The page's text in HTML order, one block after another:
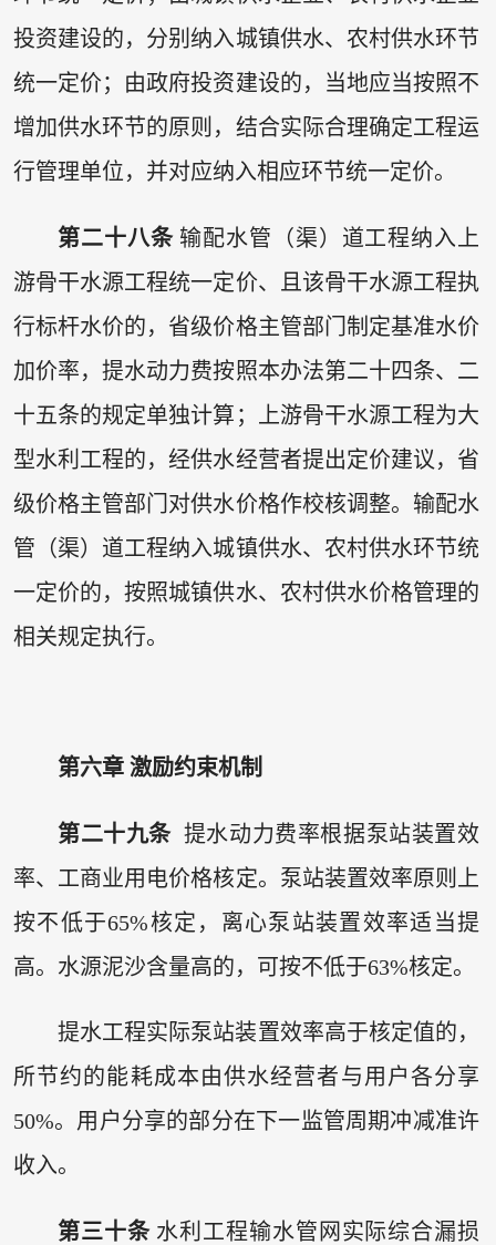
投资建设的，分别纳入城镇供水、农村供水环节
统一定价；由政府投资建设的，当地应当按照不
增加供水环节的原则，结合实际合理确定工程运
行管理单位，并对应纳入相应环节统一定价。
第二十八条输配水管（渠）道工程纳入上
游骨干水源工程统一定价、且该骨干水源工程执
行标杆水价的，省级价格主管部门制定基准水价
加价率，提水动力费按照本办法第二十四条、二
十五条的规定单独计算；上游骨干水源工程为大
型水利工程的，经供水经营者提出定价建议，省
级价格主管部门对供水价格作校核调整。输配水
管（渠）道工程纳入城镇供水、农村供水环节统
一定价的，按照城镇供水、农村供水价格管理的
相关规定执行。
第六章 激励约束机制
第二十九条 提水动力费率根据泵站装置效
率、工商业用电价格核定。泵站装置效率原则上
按不低于65%核定，离心泵站装置效率适当提
高。水源泥沙含量高的，可按不低于63%核定。
提水工程实际泵站装置效率高于核定值的，
所节约的能耗成本由供水经营者与用户各分享
50%。用户分享的部分在下一监管周期冲减准许
收入。
第三十条水利工程输水管网实际综合漏损